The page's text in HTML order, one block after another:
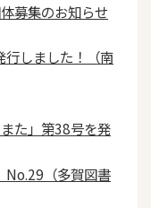
募集のお知らせ
行しました！（南
た」第38号を発
No.29（多賀図書